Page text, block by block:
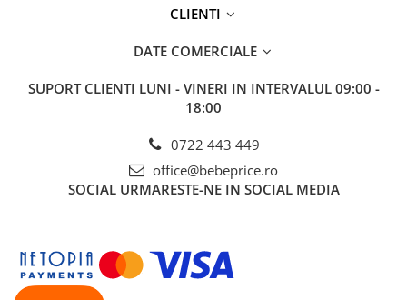
CLIENTI
DATE COMERCIALE
SUPORT CLIENTI LUNI - VINERI IN INTERVALUL 09:00 -
18:00
0722 443 449
office@bebeprice.ro
SOCIAL URMARESTE-NE IN SOCIAL MEDIA